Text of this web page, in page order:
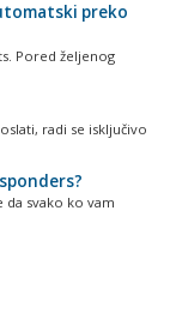
preko
Pored željenog
radi se isključivo
svako ko vam